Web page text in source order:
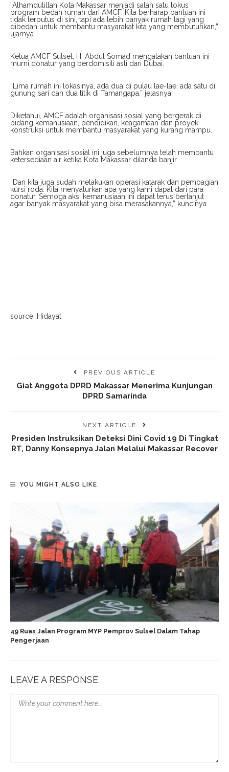
“Alhamdulillah Kota Makassar menjadi salah satu lokus
program bedah rumah dari AMCF. Kita berharap bantuan ini
tidak terputus di sini, tapi ada lebih banyak rumah lagi yang
dibedah untuk membantu masyarakat kita yang membutuhkan,”
ujarnya.
Ketua AMCF Sulsel, H. Abdul Somad mengatakan bantuan ini
murni donatur yang berdomisili asli dari Dubai.
“Lima rumah ini lokasinya, ada dua di pulau lae-lae, ada satu di
gunung sari dan dua titik di Tamangapa,” jelasnya.
Diketahui, AMCF adalah organisasi sosial yang bergerak di
bidang kemanusiaan, pendidikan, keagamaan dan proyek
konstruksi untuk membantu masyarakat yang kurang mampu.
Bahkan organisasi sosial ini juga sebelumnya telah membantu
ketersediaan air ketika Kota Makassar dilanda banjir.
“Dan kita juga sudah melakukan operasi katarak dan pembagian
kursi roda. Kita menyalurkan apa yang kami dapat dari para
donatur. Semoga aksi kemanusiaan ini dapat terus berlanjut
agar banyak masyarakat yang bisa merasakannya,” kuncinya.
source: Hidayat
PREVIOUS ARTICLE
Giat Anggota DPRD Makassar Menerima Kunjungan
DPRD Samarinda
NEXT ARTICLE
Presiden Instruksikan Deteksi Dini Covid 19 Di Tingkat
RT, Danny Konsepnya Jalan Melalui Makassar Recover
YOU MIGHT ALSO LIKE
49 Ruas Jalan Program MYP Pemprov Sulsel Dalam Tahap
Pengerjaan
LEAVE A RESPONSE